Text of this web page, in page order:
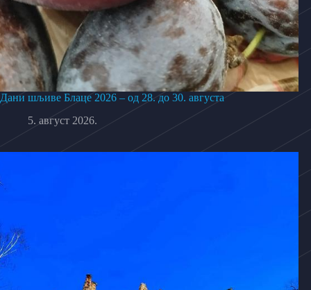
Дани шљиве Блаце 2026 – од 28. до 30. августа
5. август 2026.